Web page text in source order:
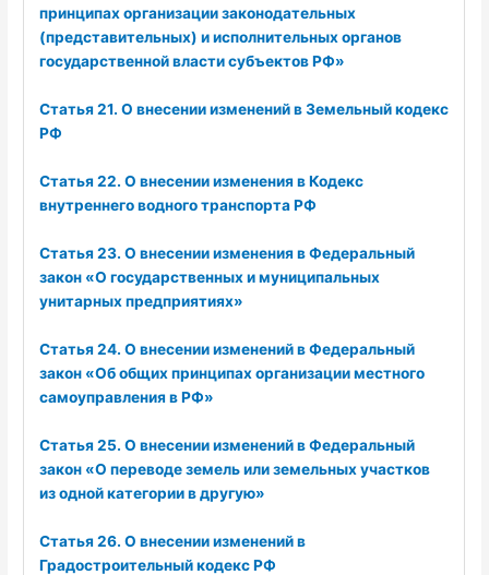
принципах организации законодательных
(представительных) и исполнительных органов
государственной власти субъектов РФ»
Статья 21. О внесении изменений в Земельный кодекс
РФ
Статья 22. О внесении изменения в Кодекс
внутреннего водного транспорта РФ
Статья 23. О внесении изменения в Федеральный
закон «О государственных и муниципальных
унитарных предприятиях»
Статья 24. О внесении изменений в Федеральный
закон «Об общих принципах организации местного
самоуправления в РФ»
Статья 25. О внесении изменений в Федеральный
закон «О переводе земель или земельных участков
из одной категории в другую»
Статья 26. О внесении изменений в
Градостроительный кодекс РФ